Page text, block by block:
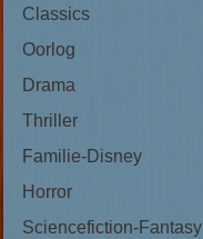
Classics
Oorlog
Drama
Thriller
Familie-Disney
Horror
Sciencefiction-Fantasy